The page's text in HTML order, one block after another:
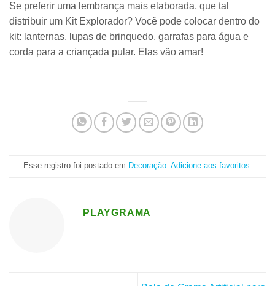
Se preferir uma lembrança mais elaborada, que tal
distribuir um Kit Explorador? Você pode colocar dentro do
kit: lanternas, lupas de brinquedo, garrafas para água e
corda para a criançada pular. Elas vão amar!
Esse registro foi postado em Decoração. Adicione aos favoritos.
PLAYGRAMA